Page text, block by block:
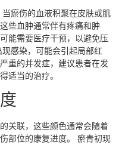
瘀伤的血液积聚在皮肤或肌
些血肿通常伴有疼痛和肿
能需要医疗干预，以避免压
感染，可能会引起局部红
重的并发症，建议患者在发
适当的治疗。
关联，这些颜色通常会随着
部位的康复进度。 瘀青初现